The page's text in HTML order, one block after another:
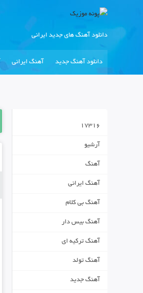
دانلود آهنگ های جدید ایرانی
دانلود آهنگ جدید آهنگ ایرانی
17316
آرشیو
آهنگ
آهنگ ایرانی
آهنگ بی کلام
آهنگ بیس دار
آهنگ ترکیه ای
آهنگ تولد
آهنگ جدید